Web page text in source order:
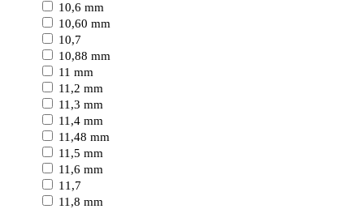
10,6 mm
10,60 mm
10,7
10,88 mm
11 mm
11,2 mm
11,3 mm
11,4 mm
11,48 mm
11,5 mm
11,6 mm
11,7
11,8 mm